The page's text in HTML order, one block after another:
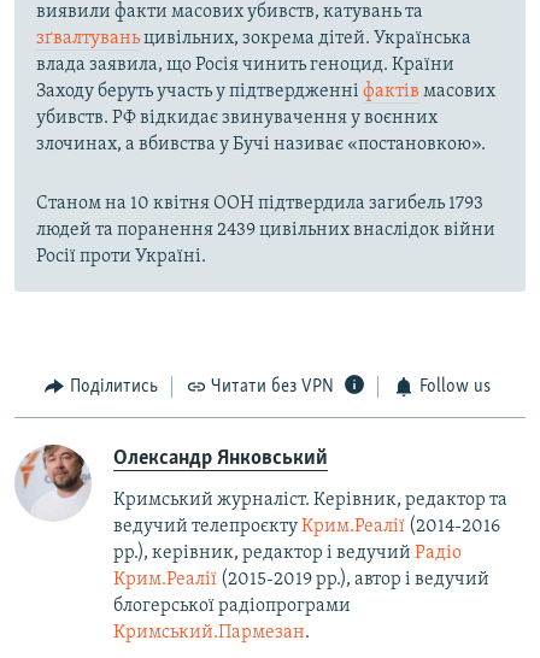
виявили факти масових убивств, катувань та
зґвалтуваньцивільних, зокрема дітей. Українська
влада заявила, що Росія чинить геноцид. Країни
Заходу беруть участь у підтвердженні фактів масових
убивств. РФ відкидає звинувачення у воєнних
злочинах, а вбивства у Бучі називає «постановкою».
Станом на 10 квітня ООН підтвердила загибель 1793
людей та поранення 2439 цивільних внаслідок війни
Росії проти Україні.
Поділитись Читати без VPN Follow us
Олександр Янковський
Кримський журналіст. Керівник, редактор та
ведучий телепроєктуКрим.Реалії (2014-2016
рр.), керівник, редактор і ведучий Радіо
Крим.Реалії (2015-2019 рр.), автор і ведучий
блогерської радіопрограми
Кримський.Пармезан.​